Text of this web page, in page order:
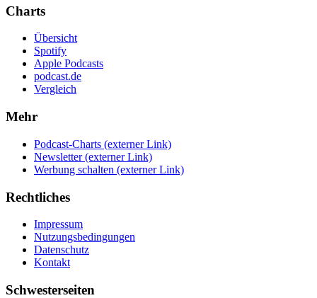
Charts
Übersicht
Spotify
Apple Podcasts
podcast.de
Vergleich
Mehr
Podcast-Charts (externer Link)
Newsletter (externer Link)
Werbung schalten (externer Link)
Rechtliches
Impressum
Nutzungsbedingungen
Datenschutz
Kontakt
Schwesterseiten